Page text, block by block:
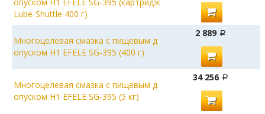
Lube-Shuttle 400 г)
Многоцелевая смазка с пищевым д
опуском Н1 EFELE SG-395 (400 г)
2 889
Многоцелевая смазка с пищевым д
опуском Н1 EFELE SG-395 (5 кг)
34 256